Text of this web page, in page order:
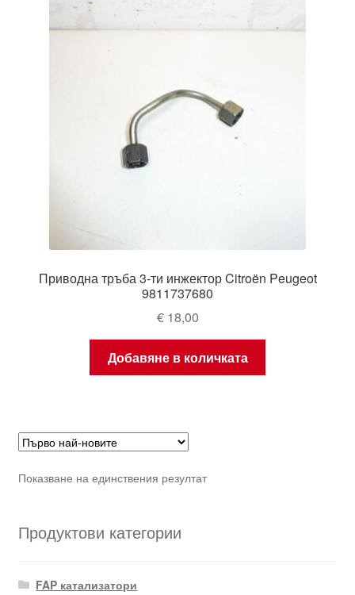
Приводна тръба 3-ти инжектор Citroën Peugeot
9811737680
€18,00
Добавяне в количката
Показване на единствения резултат
Продуктови категории
FAP катализатори